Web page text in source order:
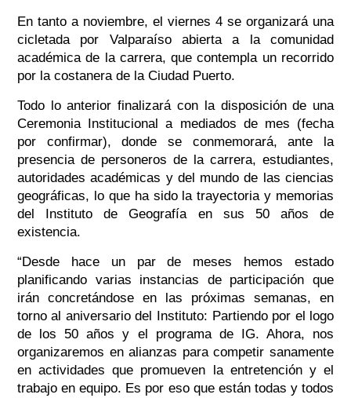
En tanto a noviembre, el viernes 4 se organizará una
cicletada por Valparaíso abierta a la comunidad
académica de la carrera, que contempla un recorrido
por la costanera de la Ciudad Puerto.
Todo lo anterior finalizará con la disposición de una
Ceremonia Institucional a mediados de mes (fecha
por confirmar), donde se conmemorará, ante la
presencia de personeros de la carrera, estudiantes,
autoridades académicas y del mundo de las ciencias
geográficas, lo que ha sido la trayectoria y memorias
del Instituto de Geografía en sus 50 años de
existencia.
“Desde hace un par de meses hemos estado
planificando varias instancias de participación que
irán concretándose en las próximas semanas, en
torno al aniversario del Instituto: Partiendo por el logo
de los 50 años y el programa de IG. Ahora, nos
organizaremos en alianzas para competir sanamente
en actividades que promueven la entretención y el
trabajo en equipo. Es por eso que están todas y todos